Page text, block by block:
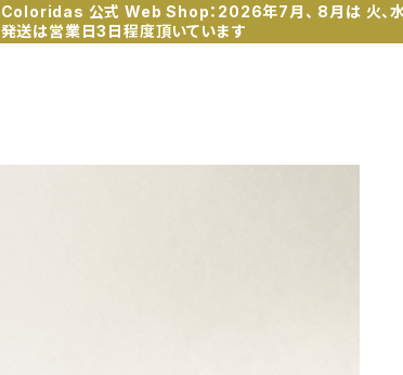
Coloridas 公式 Web Shop：2026年7月、 8月は 火、水
発送は営業日3日程度頂いています